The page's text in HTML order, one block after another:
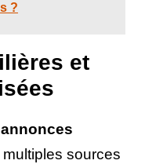
?
et
annonces
sources